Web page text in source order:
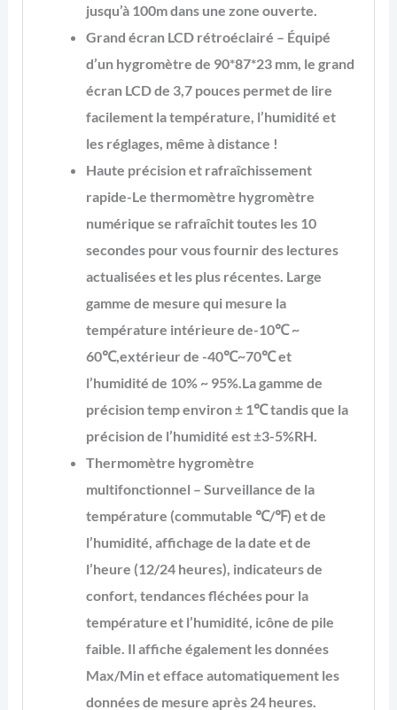
jusqu’à 100m dans une zone ouverte.
Grand écran LCD rétroéclairé – Équipé
d’un hygromètre de 90*87*23 mm, le grand
écran LCD de 3,7 pouces permet de lire
facilement la température, l’humidité et
les réglages, même à distance !
Haute précision et rafraîchissement
rapide-Le thermomètre hygromètre
numérique se rafraîchit toutes les 10
secondes pour vous fournir des lectures
actualisées et les plus récentes. Large
gamme de mesure qui mesure la
température intérieure de-10℃ ~
60℃,extérieur de -40℃~70℃ et
l’humidité de 10% ~ 95%.La gamme de
précision temp environ ± 1℃ tandis que la
précision de l’humidité est ±3-5%RH.
Thermomètre hygromètre
multifonctionnel – Surveillance de la
température (commutable ℃/℉) et de
l’humidité, affichage de la date et de
l’heure (12/24 heures), indicateurs de
confort, tendances fléchées pour la
température et l’humidité, icône de pile
faible. Il affiche également les données
Max/Min et efface automatiquement les
données de mesure après 24 heures.